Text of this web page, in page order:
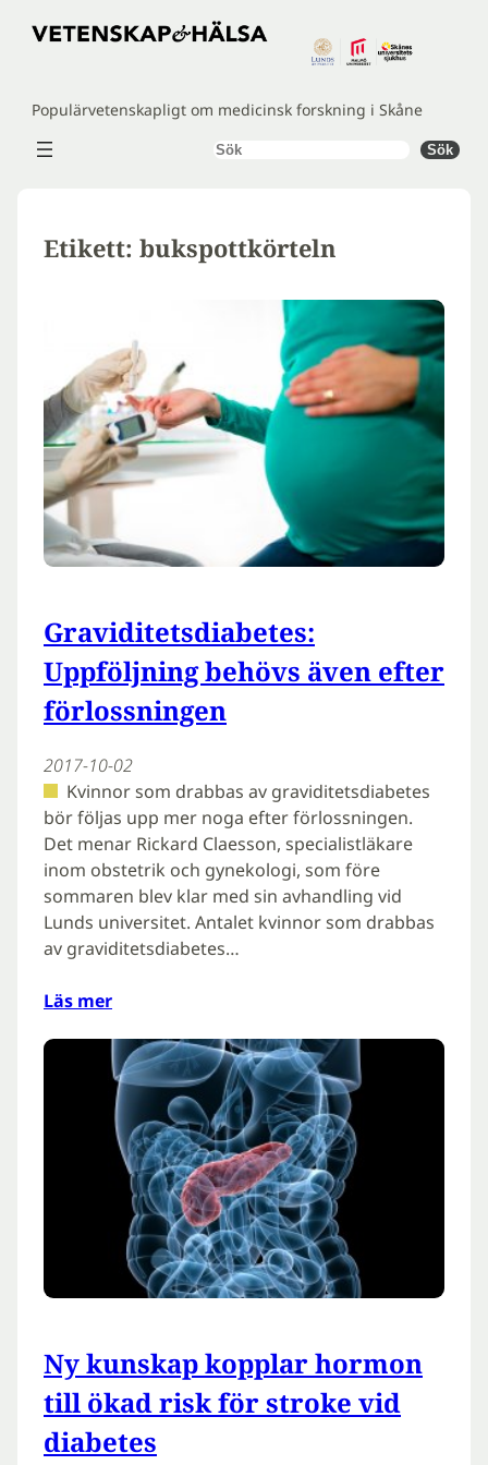
Hoppa
Populärvetenskapligt om medicinsk forskning i Skåne
Sök Sök
Etikett: bukspottkörteln
Graviditetsdiabetes:
Uppföljning behövs även efter
förlossningen
2017-10-02
Kvinnor som drabbas av graviditetsdiabetes
bör följas upp mer noga efter förlossningen.
Det menar Rickard Claesson, specialistläkare
inom obstetrik och gynekologi, som före
sommaren blev klar med sin avhandling vid
Lunds universitet. Antalet kvinnor som drabbas
av graviditetsdiabetes…
Läs mer
Ny kunskap kopplar hormon
till ökad risk för stroke vid
diabetes